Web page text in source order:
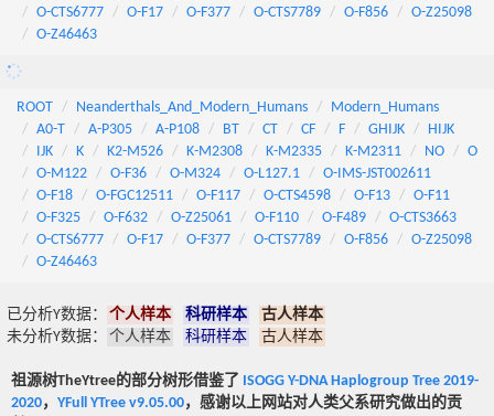
O-CTS6777
O-F17 O-F377 O-CTS7789 O-F856
O-Z25098
O-Z46463
ROOT Neanderthals_And_Modern_Humans
Modern_Humans
A0-T
A-P305 A-P108 BT CT CF F GHIJK
HIJK
IJK
K K2-M526 K-M2308 K-M2335 K-M2311 NO
O
O-M122
O-F36 O-M324 O-L127.1
O-IMS-JST002611
O-F18
O-FGC12511 O-F117 O-CTS4598 O-F13
O-F11
O-F325
O-F632 O-Z25061 O-F110 O-F489
O-CTS3663
O-CTS6777
O-F17 O-F377 O-CTS7789 O-F856
O-Z25098
O-Z46463
已分析Y数据： 个人样本 科研样本
古人样本
未分析Y数据：
个人样本 科研样本 古人样本
祖源树TheYtree的部分树形借鉴了 ISOGG Y-DNA Haplogroup Tree 2019-
2020， YFull YTree v9.05.00，感谢以上网站对人类父系研究做出的贡